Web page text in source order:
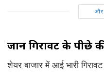
और
जानें गिरावट के पीछे
शेयर बाजार में आई भारी